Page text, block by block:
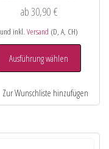
ab30,90 €
und inkl. Versand (D, A, CH)
Ausführung wählen